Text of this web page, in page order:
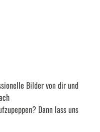
Bilder von dir und
Dann lass uns